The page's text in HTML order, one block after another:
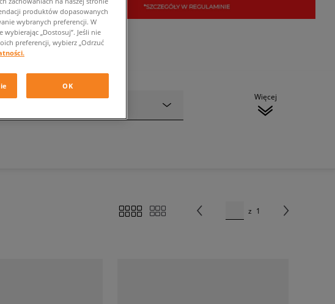
z 1
Więcej
produktów dopasowanych
wybranych preferencji. W
„Dostosuj”. Jeśli nie
preferencji, wybierz „Odrzuć
OK